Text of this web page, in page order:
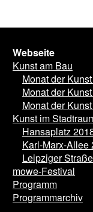
Webseite
Kunst am Bau
Monat der
Monat der
Monat der
Kunst im
Hansaplatz
Karl-Marx-Allee
Leipziger
mowe-Festival
Programm
Programmarchiv